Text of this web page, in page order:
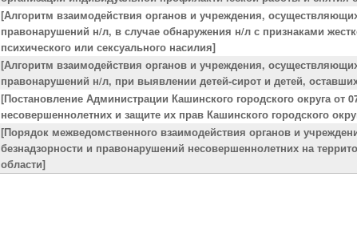
[Алгоритм взаимодействия органов и учреждения,
правонарушений н/л, в случае обнаружения н/л с признаками
психического или сексуального насилия]
[Алгоритм взаимодействия органов и учреждения,
правонарушений н/л, при выявлении детей-сирот и детей,
[Постановление Администрации Кашинского городского округа от
несовершеннолетних и защите их прав Кашинского городского
[Порядок межведомственного взаимодействия органов и
безнадзорности и правонарушений несовершеннолетних на
области]